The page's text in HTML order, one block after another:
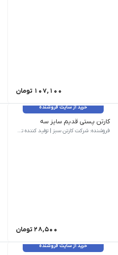
107,100 تومان
خرید از سایت فروشنده
کارتن پستی قدیم سایز سه
وزن 180 گرم | ابعاد بیرونی 305 × 205 × 190 میلی‌متر | نام کالا کارتن پستی قدیم سایز سه (به دلیل تشابه ابعاد برای خرید این محصول لطفا از کارتن پستی جدید سایز چهار استفاده کنید). | شناسه محصول CS-B01-07 | مدل فنی B01 | روش ساخت بسته بندی | نوع فلوت C | سایز سه | تعداد لایه سه لایه | رنگ رویه قهوه ای | کیفیت درجه یک
فروشنده: شرکت کارتن سبز | تولید کننده تخصصی کارتن و جعبه
28,500 تومان
خرید از سایت فروشنده